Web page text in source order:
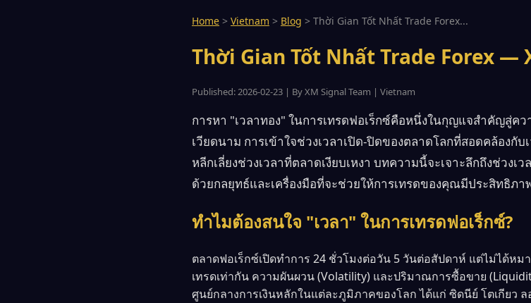
Home > Vietnam > Blog > Thời Gian Tốt Nhất Trade Forex...
Thời Gian Tốt Nhất Trade Forex —
Published: 2026-02-23 | By XM Signal Team | Vietnam
การหา "เวลาทอง" ในการเทรดฟอเร็กซ์คือหนึ่งในกุญแจสำคัญสู่คว
เวียดนาม การเข้าใจช่วงเวลาเปิด-ปิดของตลาดโลกที่สอดคล้องกั
หลีกเลี่ยงช่วงเวลาที่ตลาดเงียบเหงา บทความนี้จะเจาะลึกถึงช่วง
ด้วยกลยุทธ์และเครื่องมือที่จะช่วยให้การเทรดของคุณมีประสิทธิภ
ทำไมต้องสนใจ "เวลา" ในการเทรดฟอเร็กซ์?
ตลาดฟอเร็กซ์เปิดทำการ 24 ชั่วโมงต่อวัน 5 วันต่อสัปดาห์ แต่ไม่ได้หม
เทรดเท่ากัน ความผันผวน (Volatility) และปริมาณการซื้อขาย
ศูนย์กลางการเงินหลักในแต่ละภูมิภาคของโลก ได้แก่ ซิดนีย์ โตเกียว